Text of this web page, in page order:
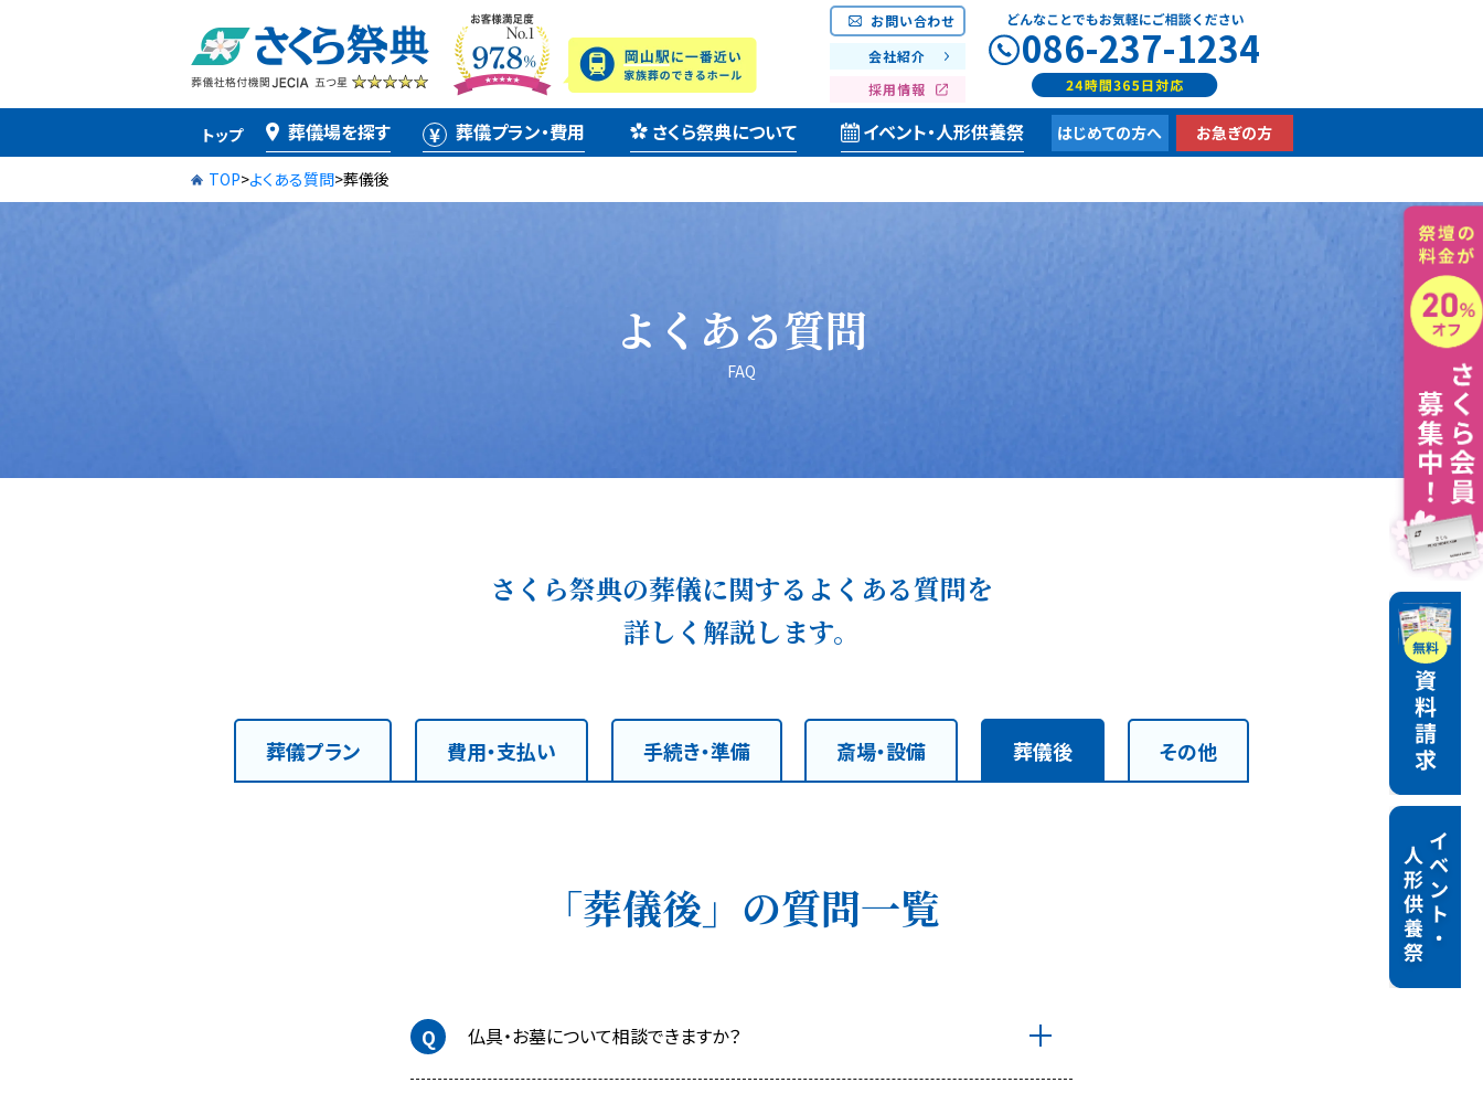
トップ 葬儀場を探す 葬儀プラン・費用 さくら祭典について イベント・人形供養祭 はじめての方へ お急ぎの方
お問い合わせ
会社紹介
採用情報
086-237-1234
TOP>よくある質問>葬儀後
よくある質問
FAQ
さくら祭典の葬儀に関するよくある質問を
詳しく解説します。
葬儀プラン 費用・支払い 手続き・準備 斎場・設備 葬儀後 その他
「葬儀後」の質問一覧
仏具・お墓について相談できますか？